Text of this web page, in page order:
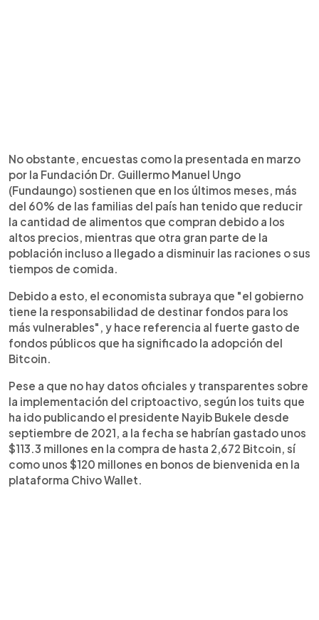
No obstante, encuestas como la presentada en marzo
por la Fundación Dr. Guillermo Manuel Ungo
(Fundaungo) sostienen que en los últimos meses, más
del 60% de las familias del país han tenido que reducir
la cantidad de alimentos que compran debido a los
altos precios, mientras que otra gran parte de la
población incluso a llegado a disminuir las raciones o sus
tiempos de comida.
Debido a esto, el economista subraya que "el gobierno
tiene la responsabilidad de destinar fondos para los
más vulnerables", y hace referencia al fuerte gasto de
fondos públicos que ha significado la adopción del
Bitcoin.
Pese a que no hay datos oficiales y transparentes sobre
la implementación del criptoactivo, según los tuits que
ha ido publicando el presidente Nayib Bukele desde
septiembre de 2021, a la fecha se habrían gastado unos
$113.3 millones en la compra de hasta 2,672 Bitcoin, sí
como unos $120 millones en bonos de bienvenida en la
plataforma Chivo Wallet.